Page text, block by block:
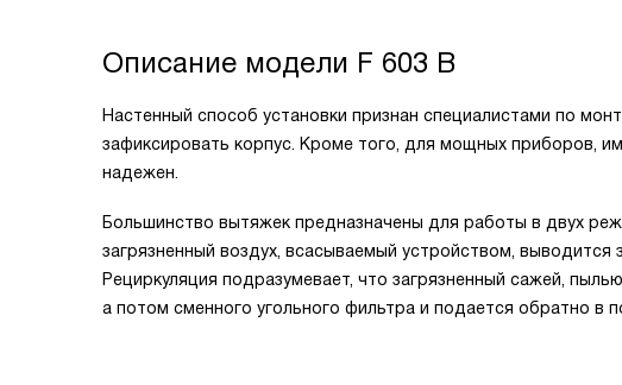
Описание модели F 603 B
Настенный способ установки признан специалистами по
зафиксировать корпус. Кроме того, для мощных приборов,
надежен.
Большинство вытяжек предназначены для работы в двух
загрязненный воздух, всасываемый устройством,
Рециркуляция подразумевает, что загрязненный сажей,
а потом сменного угольного фильтра и подается обратно в